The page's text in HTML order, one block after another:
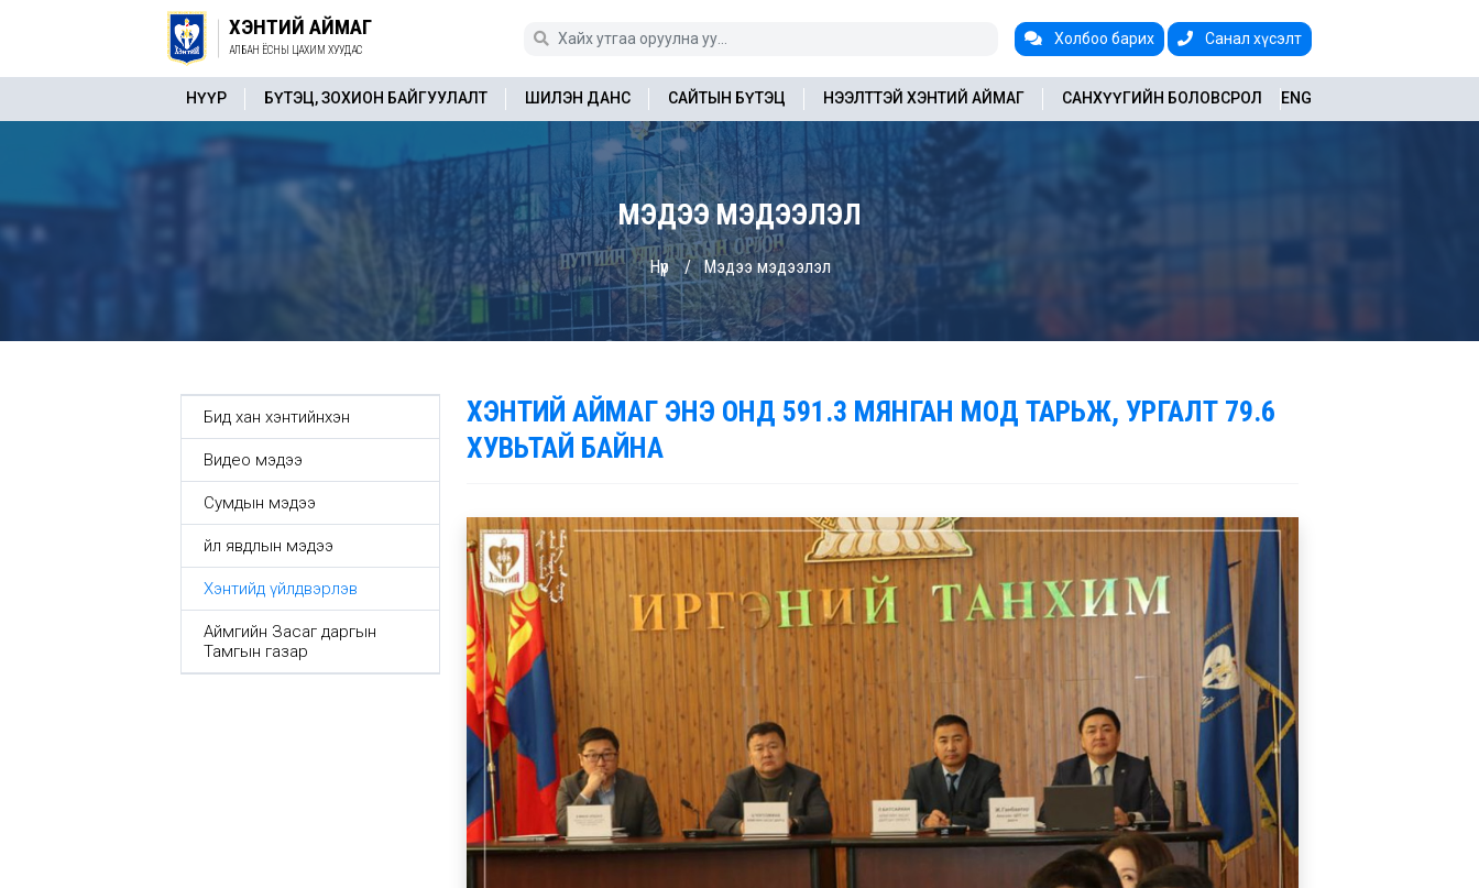
Холбоо барих Санал хүсэлт
ХЭНТИЙ АЙМАГ
АЛБАН ЁСНЫ ЦАХИМ ХУУДАС
ENG
НҮҮР БҮТЭЦ, ЗОХИОН БАЙГУУЛАЛТ ШИЛЭН ДАНС САЙТЫН БҮТЭЦ НЭЭЛТТЭЙ ХЭНТИЙ АЙМАГ САНХҮҮГИЙН БОЛОВСРОЛ
МЭДЭЭ МЭДЭЭЛЭЛ
Нүүр Мэдээ мэдээлэл
Бид хан хэнтийнхэн
Видео мэдээ
Сумдын мэдээ
Үйл явдлын мэдээ
Хэнтийд үйлдвэрлэв
Аймгийн Засаг даргын
Тамгын газар
ХЭНТИЙ АЙМАГ ЭНЭ ОНД 591.3 МЯНГАН МОД ТАРЬЖ, УРГАЛТ 79.6
ХУВЬТАЙ БАЙНА